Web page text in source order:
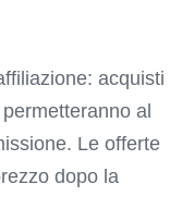
acquisti
al
Le offerte
dopo la